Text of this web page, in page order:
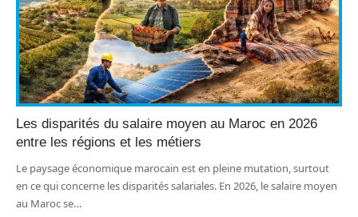
Les disparités du salaire moyen au Maroc en 2026
entre les régions et les métiers
Le paysage économique marocain est en pleine mutation, surtout
en ce qui concerne les disparités salariales. En 2026, le salaire moyen
au Maroc se…